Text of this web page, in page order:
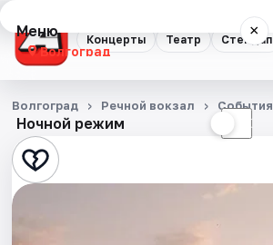
Концерты Театр Стендап
Меню ×
Волгоград
Концерты
Театр
Стендап
Ночной режим ☾
Волгоград Речной вокзал События